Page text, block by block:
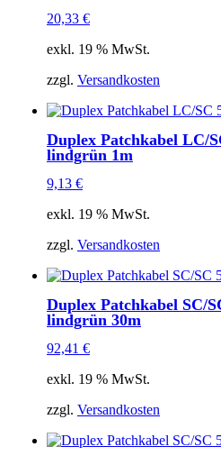
20,33 €
exkl. 19 % MwSt.
zzgl. Versandkosten
Duplex Patchkabel LC/
lindgrün 1m
9,13 €
exkl. 19 % MwSt.
zzgl. Versandkosten
Duplex Patchkabel SC/
lindgrün 30m
92,41 €
exkl. 19 % MwSt.
zzgl. Versandkosten